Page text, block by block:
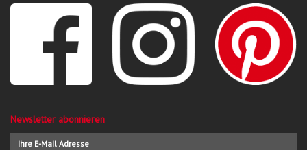
Newsletter abonnieren